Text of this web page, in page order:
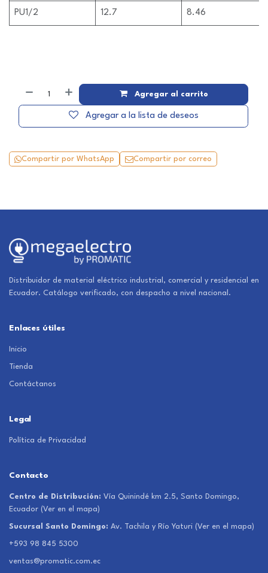
PU1/2 12.7 8.46
Agregar al carrito
Agregar a la lista de deseos
Compartir por WhatsApp Compartir por correo
Distribuidor de material eléctrico industrial, comercial y residencial en
Ecuador. Catálogo verificado, con despacho a nivel nacional.
Enlaces útiles
Inicio
Tienda
Contáctanos
Legal
Política de Privacidad
Contacto
Centro de Distribución: Vía Quinindé km 2.5, Santo Domingo,
Ecuador (Ver en el mapa)
Sucursal Santo Domingo: Av. Tachila y Río Yaturi (Ver en el mapa)
+593 98 845 5300
ventas@promatic.com.ec